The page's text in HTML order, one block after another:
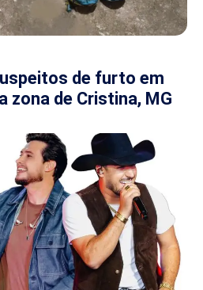
de furto em
zona de Cristina, MG